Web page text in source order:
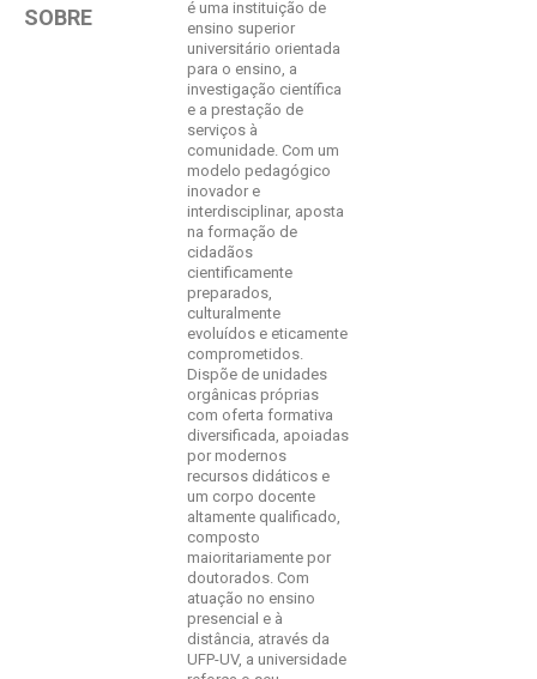
SOBRE
é uma instituição de
ensino superior
universitário orientada
para o ensino, a
investigação científica
e a prestação de
serviços à
comunidade. Com um
modelo pedagógico
inovador e
interdisciplinar, aposta
na formação de
cidadãos
cientificamente
preparados,
culturalmente
evoluídos e eticamente
comprometidos.
Dispõe de unidades
orgânicas próprias
com oferta formativa
diversificada, apoiadas
por modernos
recursos didáticos e
um corpo docente
altamente qualificado,
composto
maioritariamente por
doutorados. Com
atuação no ensino
presencial e à
distância, através da
UFP-UV, a universidade